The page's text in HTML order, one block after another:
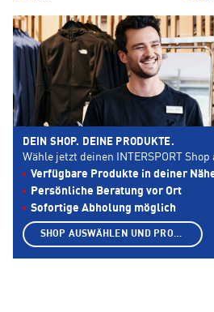
DEIN SHOP. DEINE PRODUKTE.
Wähle jetzt deinen INTERSPORT
Verfügbare Produkte in deiner
Persönliche Beratung vor Ort
Sofortige Abholung möglich
SHOP AUSWÄHLEN UND PRODUKTE ANZEIGEN